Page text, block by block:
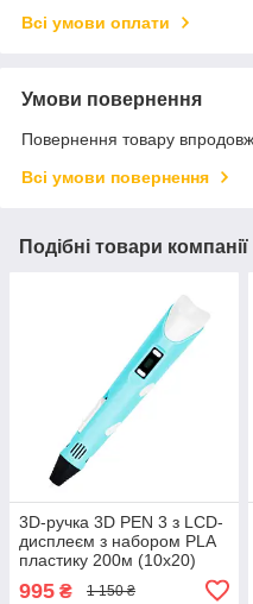
Всі умови оплати
Умови повернення
Повернення товару
Всі умови повернення
Подібні товари компанії
3D-ручка 3D PEN 3 з LCD-
дисплеєм з набором PLA
пластику 200м (10х20)
995 ₴ 1 150 ₴